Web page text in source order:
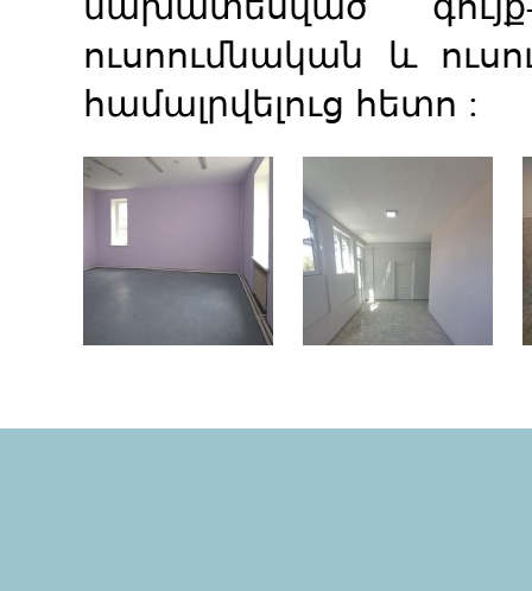
ուսոումնական և
համալրվելուց հետո :